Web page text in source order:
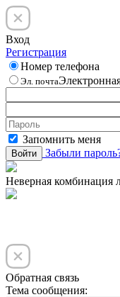
Вход
Регистрация
Номер телефона
Эл. почта
Запомнить меня
Войти Забыли
Неверная комбинация
Обратная связь
Тема сообщения: